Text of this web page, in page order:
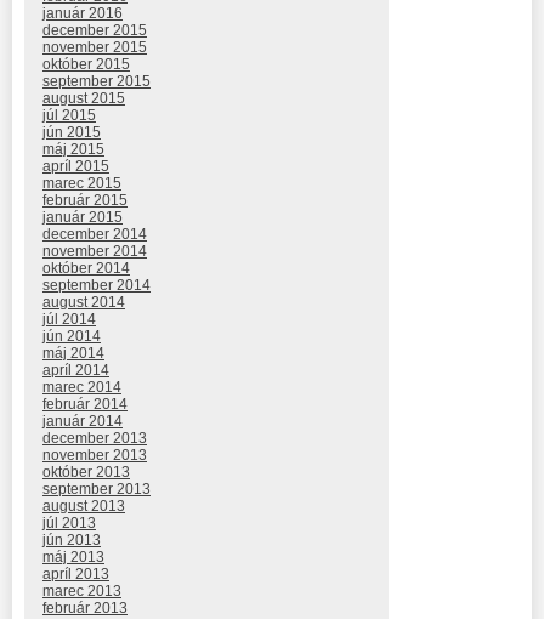
január 2016
december 2015
november 2015
október 2015
september 2015
august 2015
júl 2015
jún 2015
máj 2015
apríl 2015
marec 2015
február 2015
január 2015
december 2014
november 2014
október 2014
september 2014
august 2014
júl 2014
jún 2014
máj 2014
apríl 2014
marec 2014
február 2014
január 2014
december 2013
november 2013
október 2013
september 2013
august 2013
júl 2013
jún 2013
máj 2013
apríl 2013
marec 2013
február 2013